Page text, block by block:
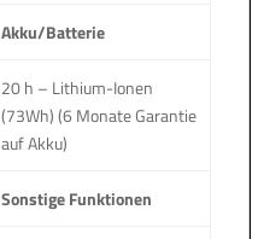
Akku/Batterie
20 h – Lithium-Ionen
(73Wh) (6 Monate Garantie
auf Akku)
Sonstige Funktionen